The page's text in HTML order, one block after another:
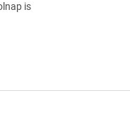
is